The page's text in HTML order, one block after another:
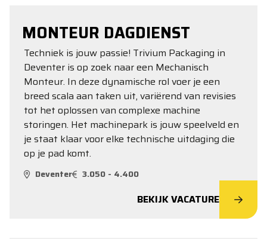
MONTEUR DAGDIENST
Techniek is jouw passie! Trivium Packaging in
Deventer is op zoek naar een Mechanisch
Monteur. In deze dynamische rol voer je een
breed scala aan taken uit, variërend van revisies
tot het oplossen van complexe machine
storingen. Het machinepark is jouw speelveld en
je staat klaar voor elke technische uitdaging die
op je pad komt.
Deventer 3.050 - 4.400
BEKIJK VACATURE